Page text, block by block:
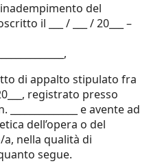
del
il ___ / ___ / 20___ –
di appalto stipulato fra
registrato presso
e avente ad
dell’opera o del
nella qualità di
segue.